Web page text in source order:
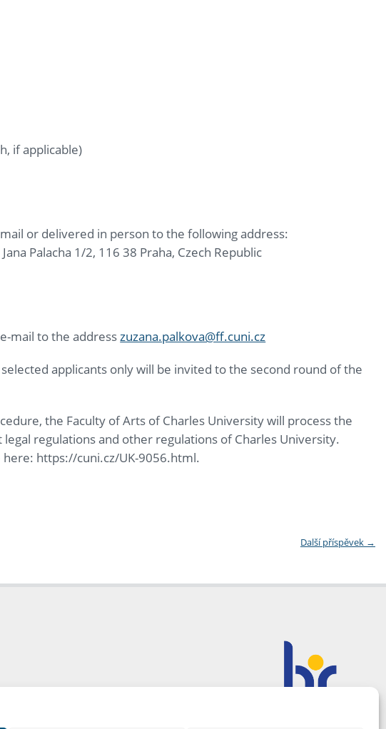
if applicable)
or delivered in person to the following address:
Palacha 1/2, 116 38 Praha, Czech Republic
mail to the addresszuzana.palkova@ff.cuni.cz
applicants only will be invited to the second round of the
the Faculty of Arts of Charles University will process the
regulations and other regulations of Charles University.
https://cuni.cz/UK-9056.html.
Další příspěvek →